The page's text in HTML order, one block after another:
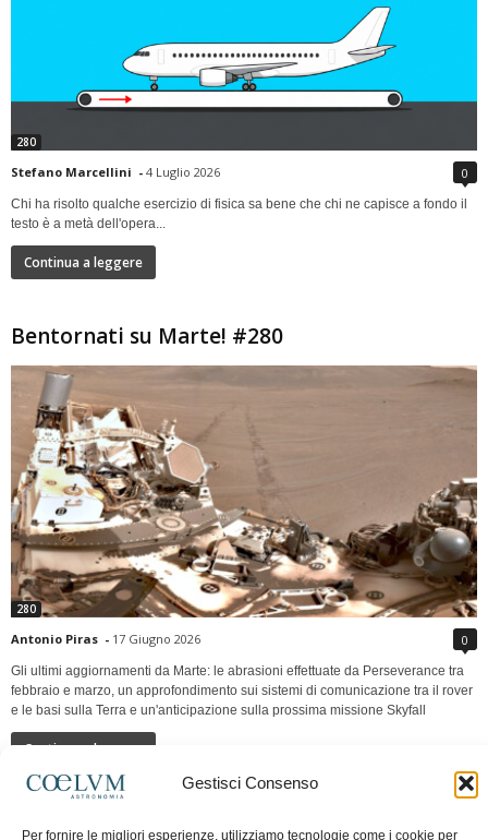
Gestisci Consenso
Per fornire le migliori esperienze, utilizziamo tecnologie come i cookie per
280
Stefano Marcellini - 4 Luglio 2026 0
Chi ha risolto qualche esercizio di fisica sa bene che chi ne capisce a fondo il
testo è a metà dell'opera...
Continua a leggere
Bentornati su Marte! #280
280
Antonio Piras - 17 Giugno 2026 0
Gli ultimi aggiornamenti da Marte: le abrasioni effettuate da Perseverance tra
febbraio e marzo, un approfondimento sui sistemi di comunicazione tra il rover
e le basi sulla Terra e un'anticipazione sulla prossima missione Skyfall
Continua a leggere